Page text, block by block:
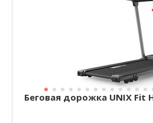
Беговая дорожка UNIX Fit